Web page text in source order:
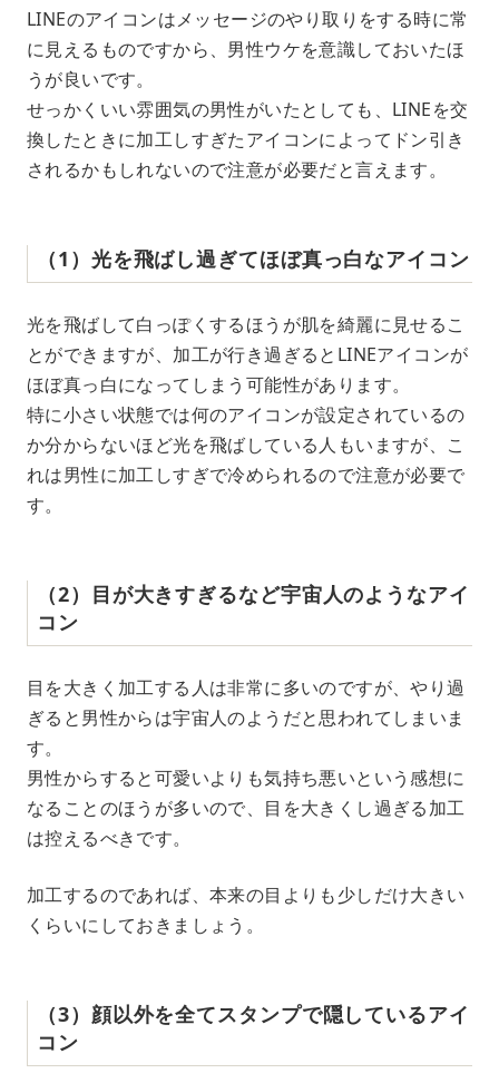
LINEのアイコンはメッセージのやり取りをする時に常
に見えるものですから、男性ウケを意識しておいたほ
うが良いです。
せっかくいい雰囲気の男性がいたとしても、LINEを交
換したときに加工しすぎたアイコンによってドン引き
されるかもしれないので注意が必要だと言えます。
（1）光を飛ばし過ぎてほぼ真っ白なアイコン
光を飛ばして白っぽくするほうが肌を綺麗に見せるこ
とができますが、加工が行き過ぎるとLINEアイコンが
ほぼ真っ白になってしまう可能性があります。
特に小さい状態では何のアイコンが設定されているの
か分からないほど光を飛ばしている人もいますが、こ
れは男性に加工しすぎで冷められるので注意が必要で
す。
（2）目が大きすぎるなど宇宙人のようなアイ
コン
目を大きく加工する人は非常に多いのですが、やり過
ぎると男性からは宇宙人のようだと思われてしまいま
す。
男性からすると可愛いよりも気持ち悪いという感想に
なることのほうが多いので、目を大きくし過ぎる加工
は控えるべきです。
加工するのであれば、本来の目よりも少しだけ大きい
くらいにしておきましょう。
（3）顔以外を全てスタンプで隠しているアイ
コン